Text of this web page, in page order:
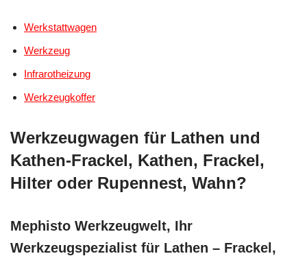
Werkstattwagen
Werkzeug
Infrarotheizung
Werkzeugkoffer
Werkzeugwagen für Lathen und
Kathen-Frackel, Kathen, Frackel,
Hilter oder Rupennest, Wahn?
Mephisto Werkzeugwelt, Ihr
Werkzeugspezialist für Lathen – Frackel,